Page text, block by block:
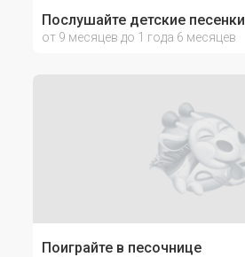
Послушайте детские песенки
от 9 месяцев до 1 года 6 месяцев
Поиграйте в песочнице